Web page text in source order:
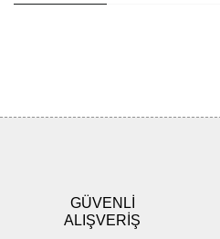
Ürün bilgilerinde hatalar bulunuyor.
Ürün fiyatı diğer sitelerden daha
GÜVENLİ
ALIŞVERİŞ